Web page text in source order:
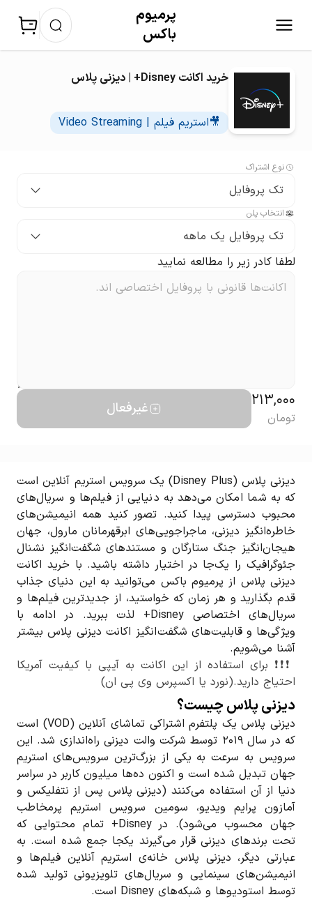
پرمیوم‌
باکس
خرید اکانت Disney+ | دیزنی پلاس
🎥استریم فیلم | Video Streaming
نوع اشتراک
تک پروفایل
انتخاب پلن
تک پروفایل یک ماهه
لطفا کادر زیر را مطالعه نمایید
213,000
تومان
غیرفعال
دیزنی پلاس (Disney Plus) یک سرویس استریم آنلاین است
که به شما امکان می‌دهد به دنیایی از فیلم‌ها و سریال‌های
محبوب دسترسی پیدا کنید. تصور کنید همه انیمیشن‌های
خاطره‌انگیز دیزنی، ماجراجویی‌های ابرقهرمانان مارول، جهان
هیجان‌انگیز جنگ ستارگان و مستندهای شگفت‌انگیز نشنال
جئوگرافیک را یک‌جا در اختیار داشته باشید. با خرید اکانت
دیزنی پلاس از پرمیوم باکس می‌توانید به این دنیای جذاب
قدم بگذارید و هر زمان که خواستید، از جدیدترین فیلم‌ها و
سریال‌های اختصاصی Disney+ لذت ببرید. در ادامه با
ویژگی‌ها و قابلیت‌های شگفت‌انگیز اکانت دیزنی پلاس بیشتر
آشنا می‌شویم.
❗️❗️❗️ برای استفاده از این اکانت به آیپی با کیفیت آمریکا
احتیاج دارید.(نورد یا اکسپرس وی پی ان)
دیزنی پلاس چیست؟
دیزنی پلاس یک پلتفرم اشتراکی تماشای آنلاین (VOD) است
که در سال ۲۰۱۹ توسط شرکت والت دیزنی راه‌اندازی شد. این
سرویس به سرعت به یکی از بزرگ‌ترین سرویس‌های استریم
جهان تبدیل شده است و اکنون ده‌ها میلیون کاربر در سراسر
دنیا از آن استفاده می‌کنند (دیزنی پلاس پس از نتفلیکس و
آمازون پرایم ویدیو، سومین سرویس استریم پرمخاطب
جهان محسوب می‌شود). در Disney+ تمام محتوایی که
تحت برندهای دیزنی قرار می‌گیرند یکجا جمع شده است. به
عبارتی دیگر، دیزنی پلاس خانه‌ی استریم آنلاین فیلم‌ها و
انیمیشن‌های سینمایی و سریال‌های تلویزیونی تولید شده
توسط استودیوها و شبکه‌های Disney است.